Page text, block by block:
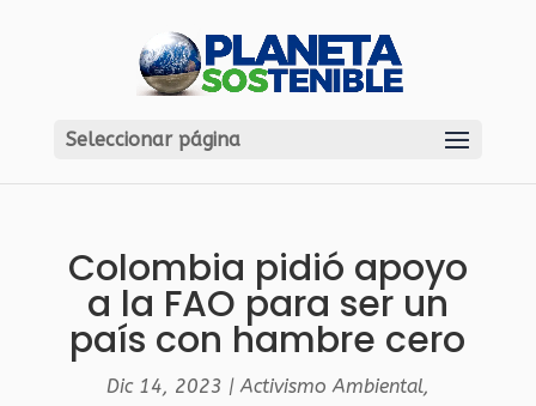
Seleccionar página
Colombia pidió apoyo
a la FAO para ser un
país con hambre cero
Dic 14, 2023 |Activismo Ambiental,